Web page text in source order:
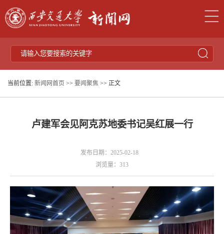
当前位置: 新闻网首页 >> 要闻聚焦 >> 正文
卢建军会见阿克苏地委书记吴红展一行
发布日期：2025-02-18
浏览量： 313